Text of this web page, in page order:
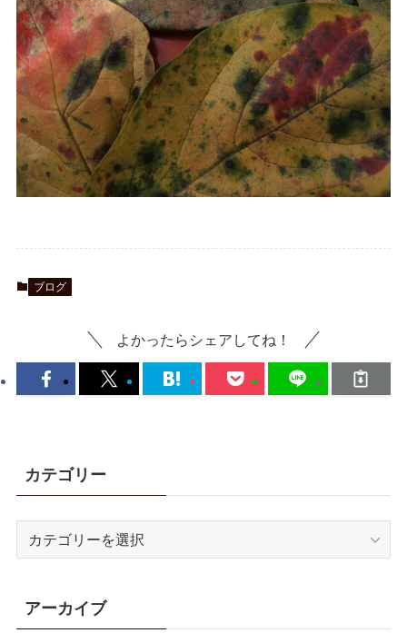
ブログ
よかったらシェアしてね！
カテゴリー
ー
アーカイブ